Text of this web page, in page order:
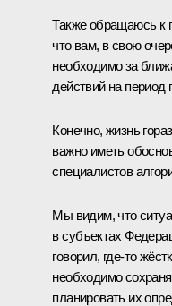
Также обращаюсь к
что вам, в свою
необходимо за
действий на период
Конечно, жизнь
важно иметь
специалистов
Мы видим, что
в субъектах
говорил, где-то
необходимо
планировать их